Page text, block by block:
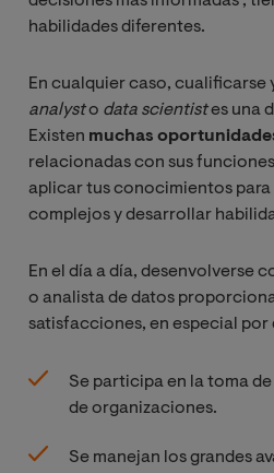
habilidades diferentes.
En cualquier caso, cualificarse
analysto data scientistes una
Existen muchas
relacionadas con sus
aplicar tus conocimientos
complejos y desarrollar
En el día a día, desenvolverse
o analista de datos
satisfacciones, en especial por
Se participa en la toma
de organizaciones.
Se manejan los grandes